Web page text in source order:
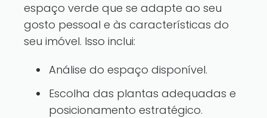
espaço verde que se adapte ao seu
gosto pessoal e às características do
seu imóvel. Isso inclui:
Análise do espaço disponível.
Escolha das plantas adequadas e
posicionamento estratégico.